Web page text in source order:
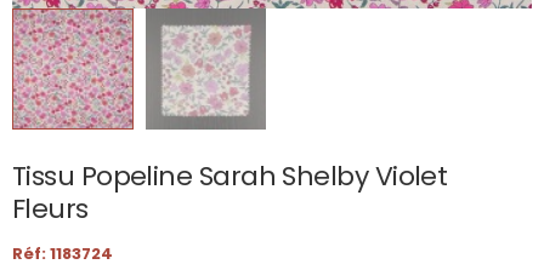
Tissu Popeline Sarah Shelby Violet
Fleurs
Réf: 1183724